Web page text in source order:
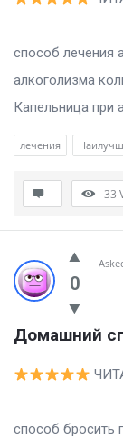
Как
способ лечения
алкоголизма
Капельница при
лечения
33
0
Домашний
Как
способ бросить